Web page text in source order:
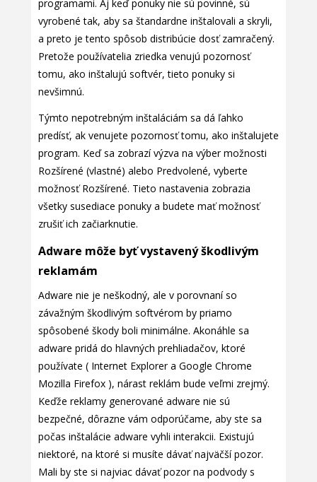
programami. Aj keď ponuky nie sú povinné, sú
vyrobené tak, aby sa štandardne inštalovali a skryli,
a preto je tento spôsob distribúcie dosť zamračený.
Pretože používatelia zriedka venujú pozornosť
tomu, ako inštalujú softvér, tieto ponuky si
nevšimnú.
Týmto nepotrebným inštaláciám sa dá ľahko
predísť, ak venujete pozornosť tomu, ako inštalujete
program. Keď sa zobrazí výzva na výber možnosti
Rozšírené (vlastné) alebo Predvolené, vyberte
možnosť Rozšírené. Tieto nastavenia zobrazia
všetky susediace ponuky a budete mať možnosť
zrušiť ich začiarknutie.
Adware môže byť vystavený škodlivým
reklamám
Adware nie je neškodný, ale v porovnaní so
závažným škodlivým softvérom by priamo
spôsobené škody boli minimálne. Akonáhle sa
adware pridá do hlavných prehliadačov, ktoré
používate ( Internet Explorer a Google Chrome
Mozilla Firefox ), nárast reklám bude veľmi zrejmý.
Keďže reklamy generované adware nie sú
bezpečné, dôrazne vám odporúčame, aby ste sa
počas inštalácie adware vyhli interakcii. Existujú
niektoré, na ktoré si musíte dávať najväčší pozor.
Mali by ste si najviac dávať pozor na podvody s